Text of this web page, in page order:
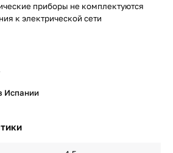
приборы не комплектуются
к электрической сети
Испании